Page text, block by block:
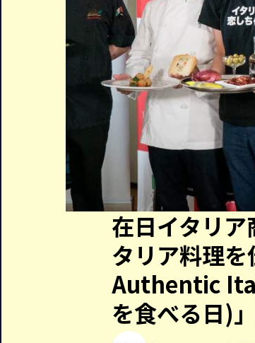
在日イタリ
タリア料理
Authentic
を食べる日)